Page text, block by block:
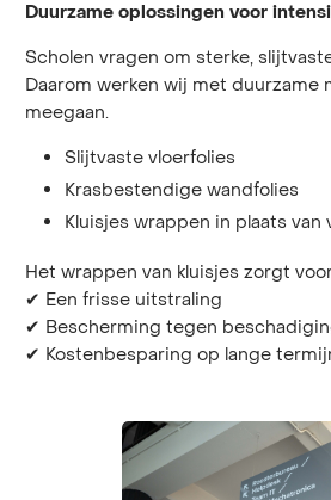
Duurzame oplossingen voor
Scholen vragen om sterke,
Daarom werken wij met duurzame
meegaan.
Slijtvaste vloerfolies
Krasbestendige wandfolies
Kluisjes wrappen in plaats van
Het wrappen van kluisjes zorgt
✔ Een frisse uitstraling
✔ Bescherming tegen
✔ Kostenbesparing op lange